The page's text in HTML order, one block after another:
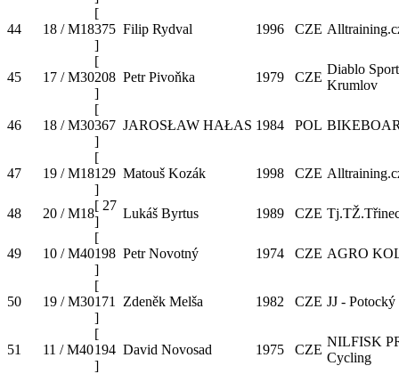
44 18 / M18
[
375
]
Filip Rydval 1996 CZE
45 17 / M30
[
208
]
Petr Pivoňka 1979 CZE
Diablo
Krumlov
46 18 / M30
[
367
]
JAROSŁAW HAŁAS 1984 POL
47 19 / M18
[
129
]
Matouš Kozák 1998 CZE
48 20 / M18
[ 27
]
Lukáš Byrtus 1989 CZE
49 10 / M40
[
198
]
Petr Novotný 1974 CZE AGRO
50 19 / M30
[
171
]
Zdeněk Melša 1982 CZE JJ - Potocký
51 11 / M40
[
194
]
David Novosad 1975 CZE
NILFISK
Cycling